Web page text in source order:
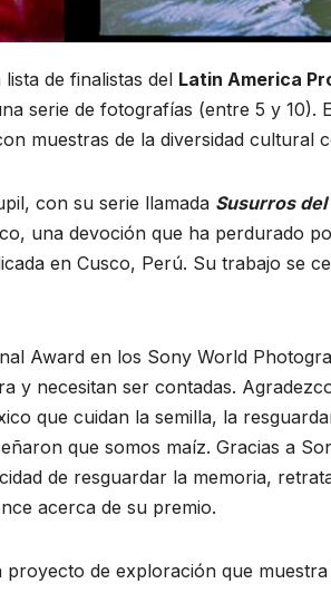
de finalistas del Latin America
serie de fotografías (entre 5 y 10).
muestras de la diversidad cultural
con su serie llamada Susurros del
una devoción que ha perdurado
en Cusco, Perú. Su trabajo se
Award en los Sony World
y necesitan ser contadas.
que cuidan la semilla, la
que somos maíz. Gracias a
de resguardar la memoria,
acerca de su premio.
proyecto de exploración que